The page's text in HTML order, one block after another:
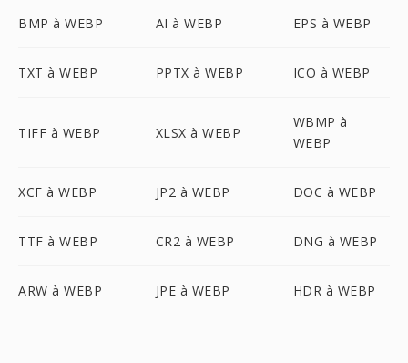
BMP à WEBP AI à WEBP EPS à WEBP
TXT à WEBP PPTX à WEBP ICO à WEBP
TIFF à WEBP XLSX à WEBP
WBMP à
WEBP
XCF à WEBP JP2 à WEBP DOC à WEBP
TTF à WEBP CR2 à WEBP DNG à WEBP
ARW à WEBP JPE à WEBP HDR à WEBP